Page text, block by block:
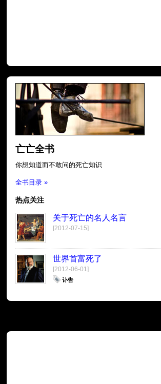
亡亡全书
你想知道而不敢问的死亡知识
全书目录 »
热点关注
关于死亡的名人名言
[2012-07-15]
世界首富死了
[2012-06-01]
讣告